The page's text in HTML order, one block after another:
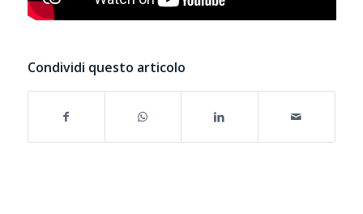
Condividi questo articolo